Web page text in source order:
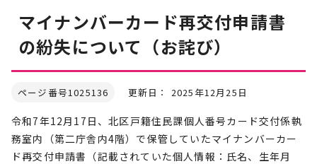
マイナンバーカード再交付申請書
の紛失について（お詫び）
ページ番号1025136 更新日： 2025年12月25日
令和7年12月17日、北区戸籍住民課個人番号カード交付係執
務室内（第二庁舎内4階）で保管していたマイナンバーカー
ド再交付申請書（記載されていた個人情報：氏名、生年月